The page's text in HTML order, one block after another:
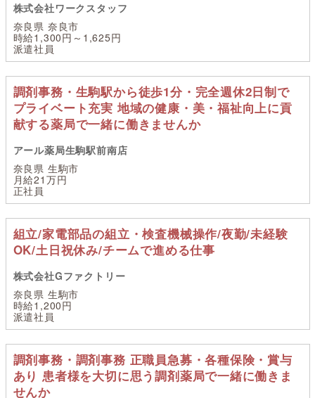
株式会社ワークスタッフ
奈良県 奈良市
時給1,300円～1,625円
派遣社員
調剤事務・生駒駅から徒歩1分・完全週休2日制で
プライベート充実 地域の健康・美・福祉向上に貢
献する薬局で一緒に働きませんか
アール薬局生駒駅前南店
奈良県 生駒市
月給21万円
正社員
組立/家電部品の組立・検査機械操作/夜勤/未経験
OK/土日祝休み/チームで進める仕事
株式会社Gファクトリー
奈良県 生駒市
時給1,200円
派遣社員
調剤事務・調剤事務 正職員急募・各種保険・賞与
あり 患者様を大切に思う調剤薬局で一緒に働きま
せんか